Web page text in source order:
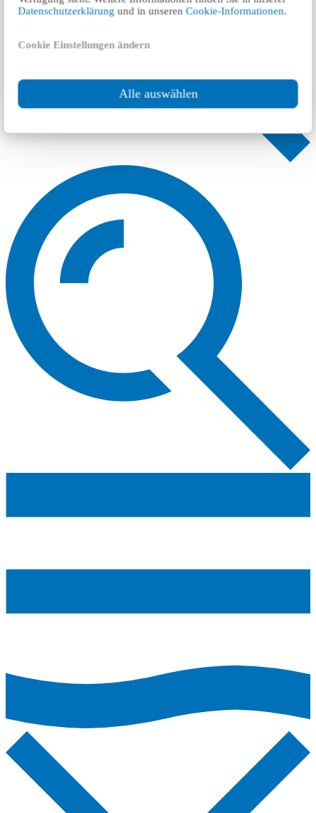
Datenschutzerklärung und in unserenCookie-Informationen.
Cookie Einstellungen ändern
Alle auswählen